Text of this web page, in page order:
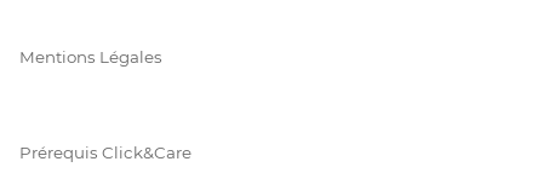
Mentions Légales
Prérequis Click&Care